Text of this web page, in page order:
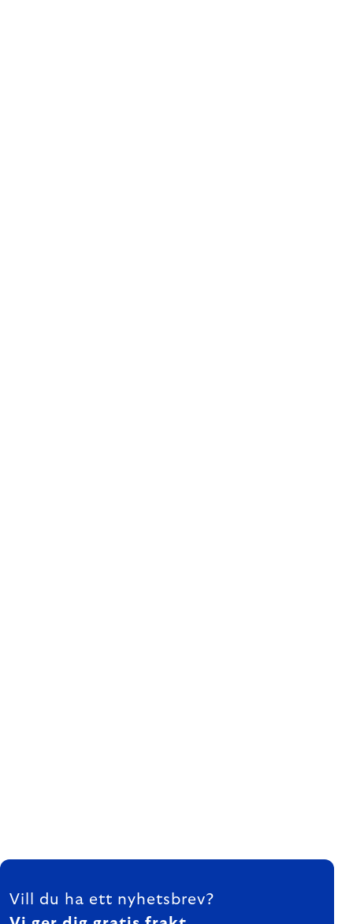
FOOTER
Vill du ha ett nyhetsbrev?